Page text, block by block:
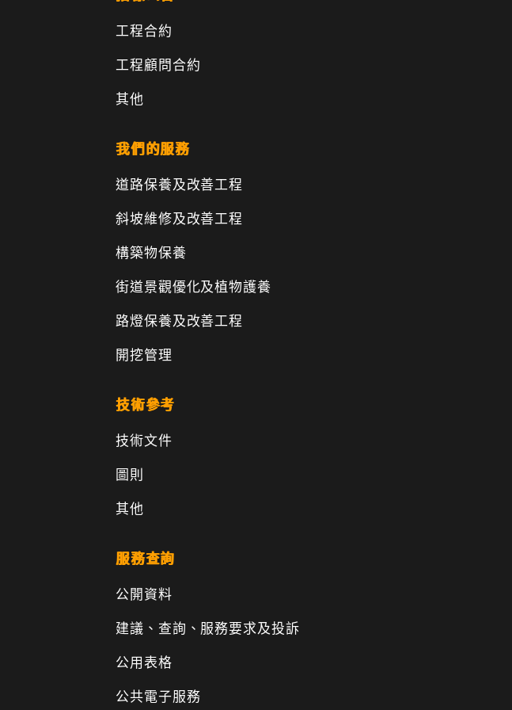
工程合約
工程顧問合約
其他
我們的服務
道路保養及改善工程
斜坡維修及改善工程
構築物保養
街道景觀優化及植物護養
路燈保養及改善工程
開挖管理
技術參考
技術文件
圖則
其他
服務查詢
公開資料
建議、查詢、服務要求及投訴
公用表格
公共電子服務